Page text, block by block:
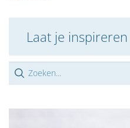
Laat je inspireren